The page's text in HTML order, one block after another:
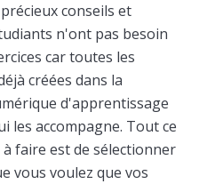
conseils et
n'ont pas besoin
car toutes les
créées dans la
d'apprentissage
les accompagne. Tout ce
à faire est de sélectionner
vous voulez que vos